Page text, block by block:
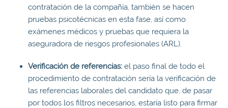
contratación de la compañía, también se hacen
pruebas psicotécnicas en esta fase, así como
exámenes médicos y pruebas que requiera la
aseguradora de riesgos profesionales (ARL).
Verificación de referencias: el paso final de todo el
procedimiento de contratación sería la verificación de
las referencias laborales del candidato que, de pasar
por todos los filtros necesarios, estaría listo para firmar